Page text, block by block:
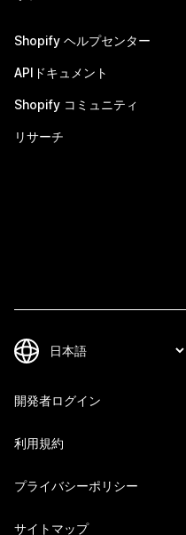
Shopify ヘルプセンター
APIドキュメント
Shopify コミュニティ
リサーチ
開発者ログイン
利用規約
プライバシーポリシー
サイトマップ